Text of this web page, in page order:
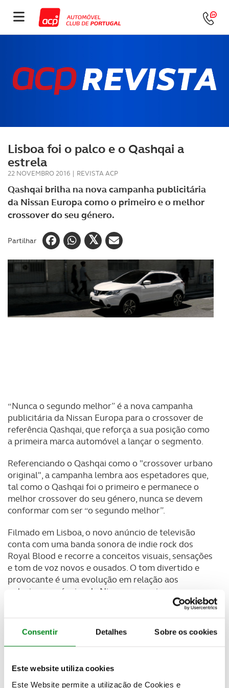
Consentir Detalhes Sobre os cookies
Este website utiliza cookies
Este Website permite a utilização de Cookies e
Lisboa foi o palco e o Qashqai a
estrela
22 NOVEMBRO 2016 | REVISTA ACP
Qashqai brilha na nova campanha publicitária
da Nissan Europa como o primeiro e o melhor
crossover do seu género.
Partilhar
“Nunca o segundo melhor” é a nova campanha
publicitária da Nissan Europa para o crossover de
referência Qashqai, que reforça a sua posição como
a primeira marca automóvel a lançar o segmento.
Referenciando o Qashqai como o "crossover urbano
original", a campanha lembra aos espetadores que,
tal como o Qashqai foi o primeiro e permanece o
melhor crossover do seu género, nunca se devem
conformar com ser “o segundo melhor”.
Filmado em Lisboa, o novo anúncio de televisão
conta com uma banda sonora de indie rock dos
Royal Blood e recorre a conceitos visuais, sensações
e tom de voz novos e ousados. O tom divertido e
provocante é uma evolução em relação aos
anteriores anúncios da Nissan, os quais se
centravam mais na funcionalidade do veículo do
Terminando com o slogan "se escolher o segundo
melhor, vai ficar sempre na dúvida" o anúncio
original da categoria, reassegurando os possíveis
clientes de que estão a fazer a escolha certa.